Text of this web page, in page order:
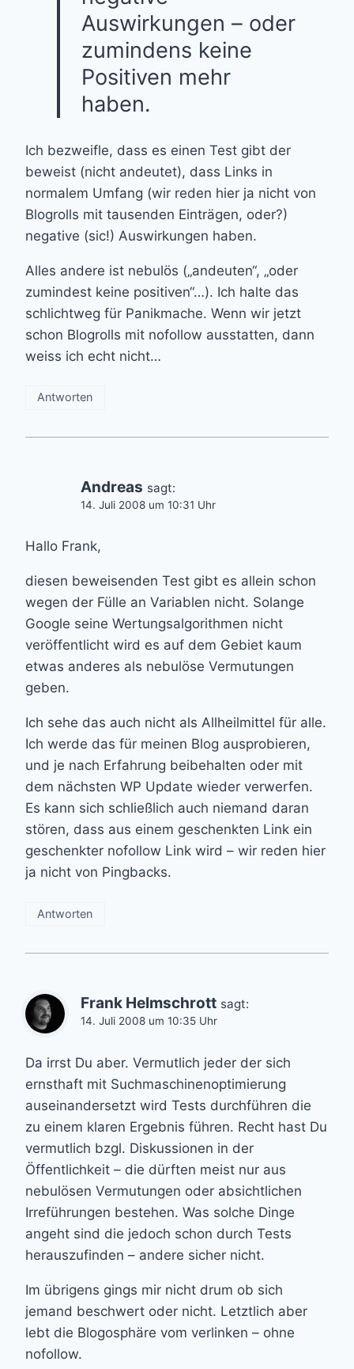
Auswirkungen – oder
zumindens keine
Positiven mehr
haben.
Ich bezweifle, dass es einen Test gibt der
beweist (nicht andeutet), dass Links in
normalem Umfang (wir reden hier ja nicht von
Blogrolls mit tausenden Einträgen, oder?)
negative (sic!) Auswirkungen haben.
Alles andere ist nebulös („andeuten“, „oder
zumindest keine positiven“…). Ich halte das
schlichtweg für Panikmache. Wenn wir jetzt
schon Blogrolls mit nofollow ausstatten, dann
weiss ich echt nicht…
Antworten
Andreas sagt:
14. Juli 2008 um 10:31 Uhr
Hallo Frank,
diesen beweisenden Test gibt es allein schon
wegen der Fülle an Variablen nicht. Solange
Google seine Wertungsalgorithmen nicht
veröffentlicht wird es auf dem Gebiet kaum
etwas anderes als nebulöse Vermutungen
geben.
Ich sehe das auch nicht als Allheilmittel für alle.
Ich werde das für meinen Blog ausprobieren,
und je nach Erfahrung beibehalten oder mit
dem nächsten WP Update wieder verwerfen.
Es kann sich schließlich auch niemand daran
stören, dass aus einem geschenkten Link ein
geschenkter nofollow Link wird – wir reden hier
ja nicht von Pingbacks.
Antworten
Frank Helmschrott sagt:
14. Juli 2008 um 10:35 Uhr
Da irrst Du aber. Vermutlich jeder der sich
ernsthaft mit Suchmaschinenoptimierung
auseinandersetzt wird Tests durchführen die
zu einem klaren Ergebnis führen. Recht hast Du
vermutlich bzgl. Diskussionen in der
Öffentlichkeit – die dürften meist nur aus
nebulösen Vermutungen oder absichtlichen
Irreführungen bestehen. Was solche Dinge
angeht sind die jedoch schon durch Tests
herauszufinden – andere sicher nicht.
Im übrigens gings mir nicht drum ob sich
jemand beschwert oder nicht. Letztlich aber
lebt die Blogosphäre vom verlinken – ohne
nofollow.